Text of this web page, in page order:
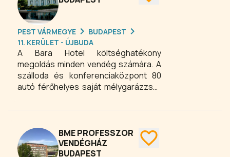
célja, hogy vendégeinek nyugodt
pihenést, kellemes kikapcsolódást
biztosítson.
PEST VÁRMEGYE
BUDAPEST
11. KERÜLET - ÚJBUDA
A Bara Hotel költséghatékony
megoldás minden vendég számára. A
szálloda és konferenciaközpont 80
autó férőhelyes saját mélygarázzsal,
tiszta, kényelmes szobákkal
szekrénnyel, íróasztallal, Wi-Fi-vel és
egyénileg szabályozható
légkondicionálóval felszereltek. A
BME PROFESSZOR
VENDÉGHÁZ
BUDAPEST